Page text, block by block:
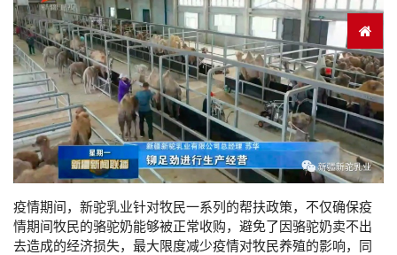
疫情期间，新驼乳业针对牧民一系列的帮扶政策，不仅确保疫
情期间牧民的骆驼奶能够被正常收购，避免了因骆驼奶卖不出
去造成的经济损失，最大限度减少疫情对牧民养殖的影响，同